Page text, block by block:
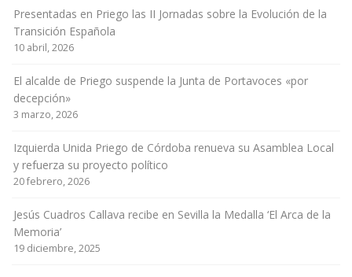
Presentadas en Priego las II Jornadas sobre la Evolución de la
Transición Española
10 abril, 2026
El alcalde de Priego suspende la Junta de Portavoces «por
decepción»
3 marzo, 2026
Izquierda Unida Priego de Córdoba renueva su Asamblea Local
y refuerza su proyecto político
20 febrero, 2026
Jesús Cuadros Callava recibe en Sevilla la Medalla ‘El Arca de la
Memoria’
19 diciembre, 2025